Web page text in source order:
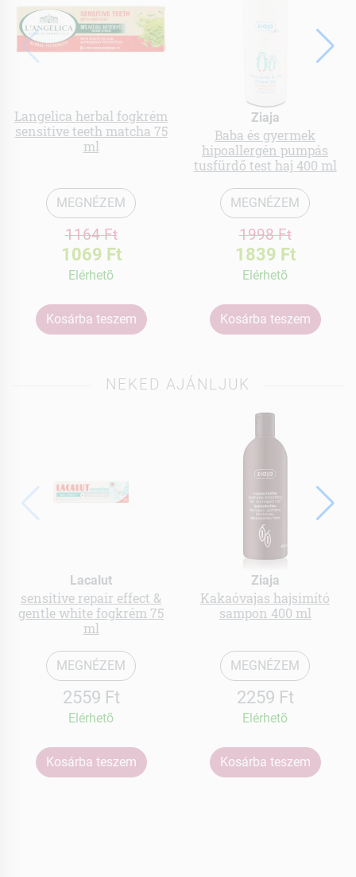
Langelica herbal fogkrém
sensitive teeth matcha 75
ml
MEGNÉZEM
1164 Ft
1069 Ft
Elérhetõ
Kosárba teszem
Ziaja
Baba és gyermek
hipoallergén pumpás
tusfürdő test haj 400 ml
MEGNÉZEM
1998 Ft
1839 Ft
Elérhetõ
Kosárba teszem
NEKED AJÁNLJUK
Lacalut
sensitive repair effect &
gentle white fogkrém 75
ml
MEGNÉZEM
2559 Ft
Elérhetõ
Kosárba teszem
Ziaja
Kakaóvajas hajsimító
sampon 400 ml
MEGNÉZEM
2259 Ft
Elérhetõ
Kosárba teszem